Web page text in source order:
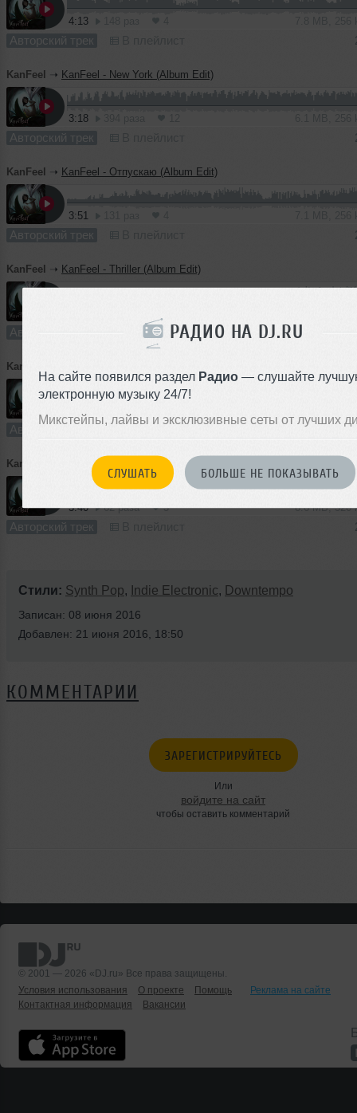
РАДИО НА DJ.RU
На сайте появился раздел Радио — слушайте
электронную музыку 24/7!
Микстейпы, лайвы и эксклюзивные сеты от лучших
СЛУШАТЬ БОЛЬШЕ НЕ ПОКАЗЫВАТЬ
4:13
Авторский трек
KanFeel ➝ KanFeel - New York (Album Edit)
3:18
Авторский трек
KanFeel ➝ KanFeel - Отпускаю (Album Edit)
3:51
Авторский трек
KanFeel ➝ KanFeel - Thriller (Album Edit)
Авторский трек В плейлист
KanFeel
Авторский трек
KanFeel KanFeel - Tell Me Why (Album Edit)
3:40 62 раза 3 8.6 MB, 320
Авторский трек
Стили: Synth Pop, Indie Electronic, Downtempo
Записан: 08 июня 2016
Добавлен: 21 июня 2016, 18:50
КОММЕНТАРИИ
ЗАРЕГИСТРИРУЙТЕСЬ
Или
войдите на сайт
чтобы оставить комментарий
© 2001 — 2026 «DJ.ru» Все права защищены.
Условия использования
О проекте Помощь
Реклама на сайте
Контактная информация
Вакансии